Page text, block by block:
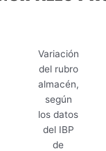
Variación
del rubro
almacén,
según
los datos
del IBP
de